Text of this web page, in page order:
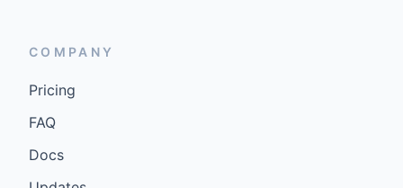
COMPANY
Pricing
FAQ
Docs